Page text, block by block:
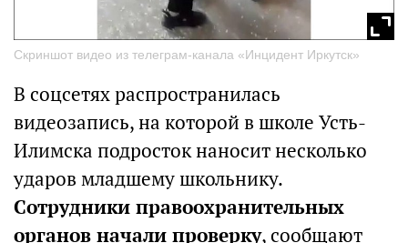
Скриншот видео из телеграм-канала «Инцидент Иркутск»
В соцсетях распространилась
видеозапись, на которой в школе Усть-
Илимска подросток наносит несколько
ударов младшему школьнику.
Сотрудники правоохранительных
органов начали проверку, сообщают